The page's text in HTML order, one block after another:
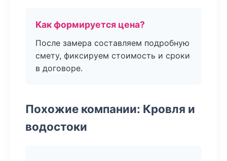
Как формируется цена?
После замера составляем подробную
смету, фиксируем стоимость и сроки
в договоре.
Похожие компании: Кровля и
водостоки